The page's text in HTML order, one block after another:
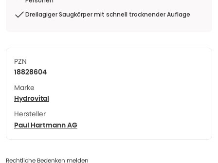
Dreilagiger Saugkörper mit schnell trocknender Auflage
PZN
18828604
Marke
Hydrovital
Hersteller
Paul Hartmann AG
Rechtliche Bedenken melden